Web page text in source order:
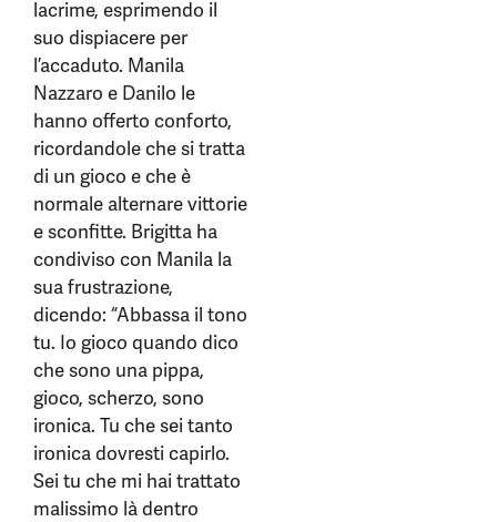
lacrime, esprimendo il
suo dispiacere per
l’accaduto. Manila
Nazzaro e Danilo le
hanno offerto conforto,
ricordandole che si tratta
di un gioco e che è
normale alternare vittorie
e sconfitte. Brigitta ha
condiviso con Manila la
sua frustrazione,
dicendo: “Abbassa il tono
tu. Io gioco quando dico
che sono una pippa,
gioco, scherzo, sono
ironica. Tu che sei tanto
ironica dovresti capirlo.
Sei tu che mi hai trattato
malissimo là dentro